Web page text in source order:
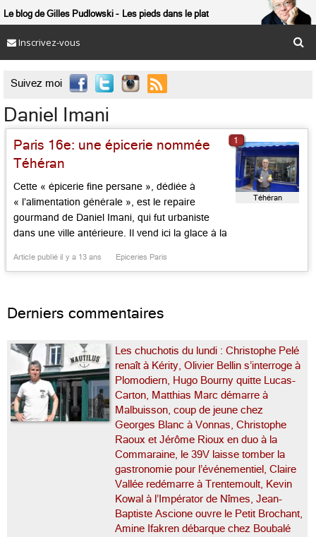
Le blog de Gilles Pudlowski Les pieds dans le plat
Inscrivez-vous
Suivez moi 
Daniel Imani
Paris 16e: une épicerie nommée
Téhéran
Cette « épicerie fine persane », dédiée à
« l’alimentation générale », est le repaire
gourmand de Daniel Imani, qui fut urbaniste
dans une ville antérieure. Il vend ici la glace à la
fleur d’oranger, comme les confitures, thés,
Article publié il y a 13 ans Epiceries Paris
Téhéran
1
Derniers commentaires
Les chuchotis du lundi : Christophe Pelé
renaît à Kérity, Olivier Bellin s’interroge à
Plomodiern, Hugo Bourny quitte Lucas-
Carton, Matthias Marc démarre à
Malbuisson, coup de jeune chez
Georges Blanc à Vonnas, Christophe
Raoux et Jérôme Rioux en duo à la
Commaraine, le 39V laisse tomber la
gastronomie pour l’événementiel, Claire
Vallée redémarre à Trentemoult, Kevin
Kowal à l’Impérator de Nîmes, Jean-
Baptiste Ascione ouvre le Petit Brochant,
Amine Ifakren débarque chez Boubalé